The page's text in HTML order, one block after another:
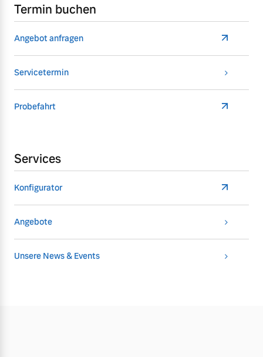
Termin buchen
Angebot anfragen
Servicetermin
Probefahrt
Services
Konfigurator
Angebote
Unsere News & Events